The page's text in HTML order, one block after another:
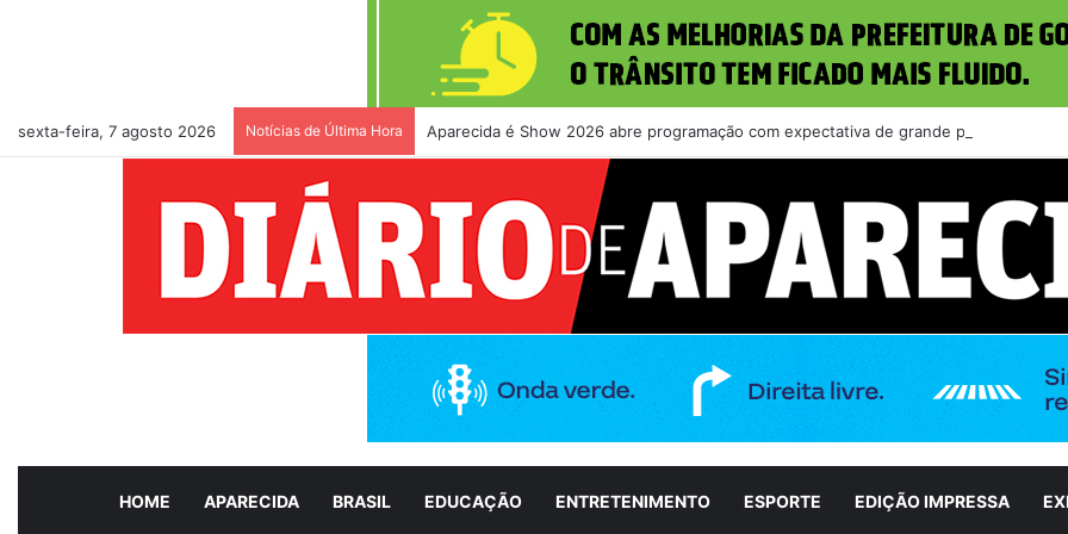
sexta-feira, 7 agosto 2026 Notícias de Última Hora Aparecida é Show 2026 abre programação com expectativa de grande público nesta
HOME APARECIDA BRASIL EDUCAÇÃO ENTRETENIMENTO ESPORTE EDIÇÃO IMPRESSA